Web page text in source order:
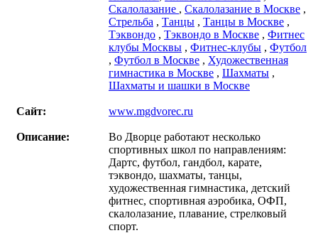
Скалолазание , Скалолазание в Москве ,
Стрельба , Танцы , Танцы в Москве ,
Тэквондо , Тэквондо в Москве , Фитнес
клубы Москвы , Фитнес-клубы , Футбол
, Футбол в Москве , Художественная
гимнастика в Москве , Шахматы ,
Шахматы и шашки в Москве
Сайт: www.mgdvorec.ru
Описание:
Во Дворце работают несколько
спортивных школ по направлениям:
Дартс, футбол, гандбол, карате,
тэквондо, шахматы, танцы,
художественная гимнастика, детский
фитнес, спортивная аэробика, ОФП,
скалолазание, плавание, стрелковый
спорт.